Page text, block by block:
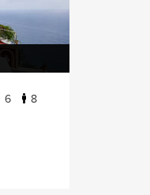
6 8